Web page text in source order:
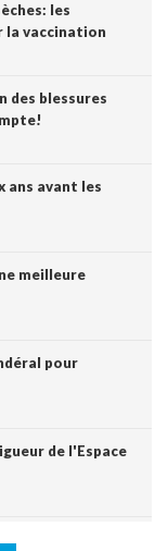
les
la vaccination
des blessures
ans avant les
meilleure
pour
de l'Espace
long terme le